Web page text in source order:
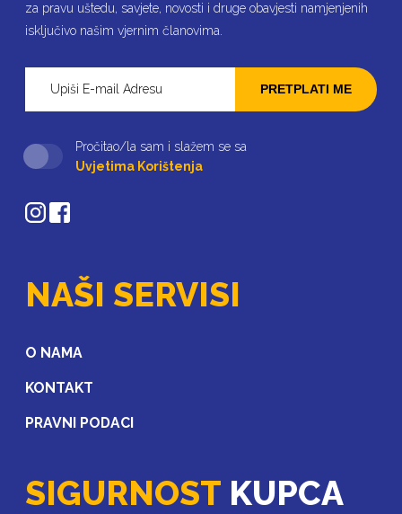
za pravu uštedu, savjete, novosti i druge obavjesti namjenjenih
isključivo našim vjernim članovima.
PRETPLATI ME
Pročitao/la sam i slažem se sa
Uvjetima Korištenja
NAŠI SERVISI
O NAMA
KONTAKT
PRAVNI PODACI
SIGURNOST KUPCA